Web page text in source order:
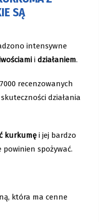
SĄ
intensywne
i działaniem.
recenzowanych
działania
kurkumęi jej bardzo
powinien spożywać.
która ma cenne